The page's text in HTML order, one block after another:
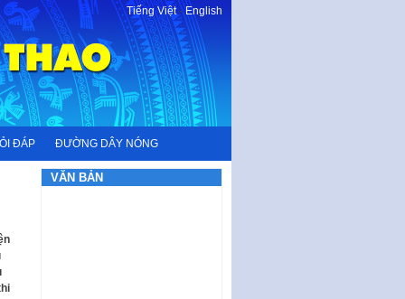
Tiếng Việt-English
ĐÁP ĐƯỜNG DÂY NÓNG
VĂN BẢN